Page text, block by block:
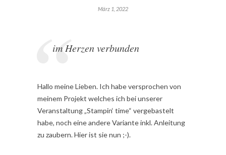
März 1, 2022
im Herzen verbunden
Hallo meine Lieben. Ich habe versprochen von
meinem Projekt welches ich bei unserer
Veranstaltung „Stampin‘ time“ vergebastelt
habe, noch eine andere Variante inkl. Anleitung
zu zaubern. Hier ist sie nun ;-).